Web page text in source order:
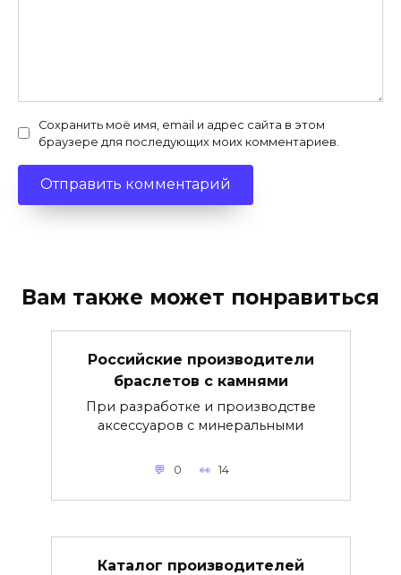
Сохранить моё имя, email и адрес сайта в этом
браузере для последующих моих комментариев.
Вам также может понравиться
Российские производители
браслетов с камнями
При разработке и производстве
аксессуаров с минеральными
0 14
Каталог производителей